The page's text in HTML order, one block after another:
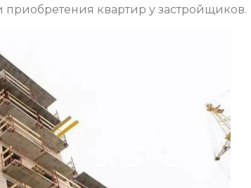
квартир у застройщиков.